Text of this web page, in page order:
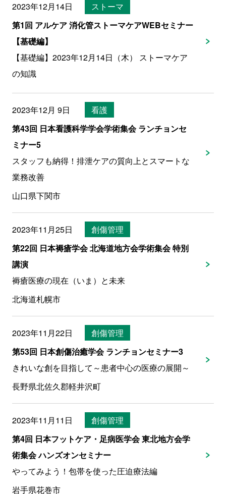
2023年12月14日
ストーマ
第1回 アルケア 消化管ストーマケアWEBセミナー
【基礎編】
【基礎編】2023年12月14日（木） ストーマケア
の知識
2023年12月 9日
看護
第43回 日本看護科学学会学術集会 ランチョンセ
ミナー5
スタッフも納得！排泄ケアの質向上とスマートな
業務改善
山口県下関市
2023年11月25日
創傷管理
第22回 日本褥瘡学会 北海道地方会学術集会 特別
講演
褥瘡医療の現在（いま）と未来
北海道札幌市
2023年11月22日
創傷管理
第53回 日本創傷治癒学会 ランチョンセミナー3
きれいな創を目指して～患者中心の医療の展開～
長野県北佐久郡軽井沢町
2023年11月11日
創傷管理
第4回 日本フットケア・足病医学会 東北地方会学
術集会 ハンズオンセミナー
やってみよう！包帯を使った圧迫療法編
岩手県花巻市